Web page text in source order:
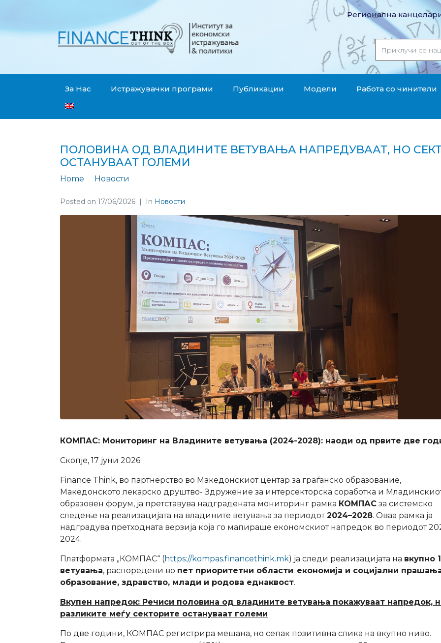
Регионална
За Нас Истражувачки програми Публикации Модели Работа со чинители
ПОЛОВИНА ОД ВЛАДИНИТЕ ВЕТУВАЊА НАПРЕДУВААТ, НО
ОСТАНУВААТ ГОЛЕМИ
Home Новости
Posted on 17/06/2026 In Новости
КОМПАС: Мониторинг на Владините ветувања (2024-2028): наоди од првите две
Скопје, 17 јуни 2026
Finance Think, во партнерство во Македонскиот центар за граѓанско образование,
Македонското лекарско друштво- Здружение за интерсекторска соработка и
образовен форум, ја претставува надградената мониторинг рамка КОМПАС за системско
следење на реализацијата на владините ветувања за периодот2024–2028. Оваа рамка ја
надградува претходната верзија која го мапираше економскиот напредок во периодот
2024.
Платформата „КОМПАС“ (https://kompas.financethink.mk) ја следи реализацијата на вкупно
ветувања, распоредени во пет приоритетни области: економија и социјални
образование, здравство, млади и родова еднаквост.
Вкупен напредок: Речиси половина од владините ветувања покажуваат напредок,
разликите меѓу секторите остануваат големи
По две години, КОМПАС регистрира мешана, но сепак позитивна слика на вкупно ниво.